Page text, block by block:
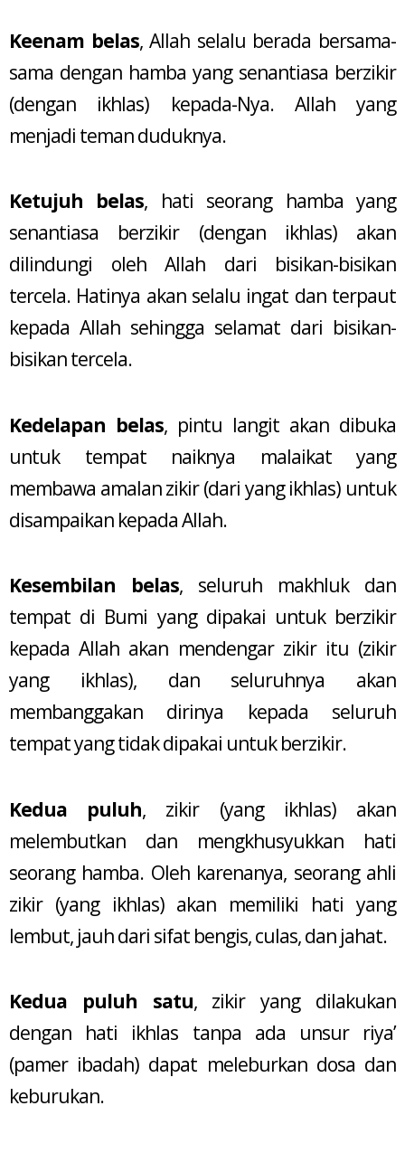
Keenam belas, Allah selalu berada bersama-
sama dengan hamba yang senantiasa berzikir
(dengan ikhlas) kepada-Nya. Allah yang
menjadi teman duduknya.
Ketujuh belas, hati seorang hamba yang
senantiasa berzikir (dengan ikhlas) akan
dilindungi oleh Allah dari bisikan-bisikan
tercela. Hatinya akan selalu ingat dan terpaut
kepada Allah sehingga selamat dari bisikan-
bisikan tercela.
Kedelapan belas, pintu langit akan dibuka
untuk tempat naiknya malaikat yang
membawa amalan zikir (dari yang ikhlas) untuk
disampaikan kepada Allah.
Kesembilan belas, seluruh makhluk dan
tempat di Bumi yang dipakai untuk berzikir
kepada Allah akan mendengar zikir itu (zikir
yang ikhlas), dan seluruhnya akan
membanggakan dirinya kepada seluruh
tempat yang tidak dipakai untuk berzikir.
Kedua puluh, zikir (yang ikhlas) akan
melembutkan dan mengkhusyukkan hati
seorang hamba. Oleh karenanya, seorang ahli
zikir (yang ikhlas) akan memiliki hati yang
lembut, jauh dari sifat bengis, culas, dan jahat.
Kedua puluh satu, zikir yang dilakukan
dengan hati ikhlas tanpa ada unsur riya’
(pamer ibadah) dapat meleburkan dosa dan
keburukan.